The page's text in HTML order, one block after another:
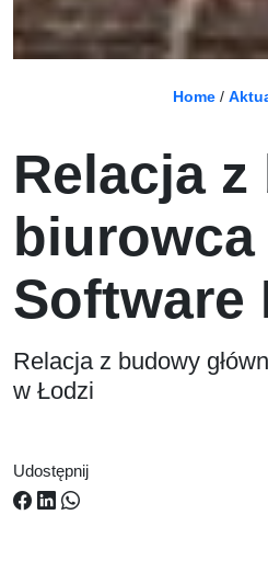
Home/
Relacja
Software
Relacja z budowy
w Łodzi
Udostępnij